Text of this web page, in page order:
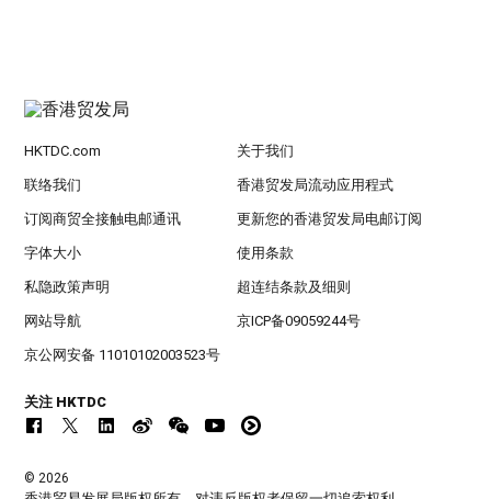
HKTDC.com 关于我们
联络我们 香港贸发局流动应用程式
订阅商贸全接触电邮通讯 更新您的香港贸发局电邮订阅
字体大小 使用条款
私隐政策声明 超连结条款及细则
网站导航 京ICP备09059244号
京公网安备 11010102003523号
关注 HKTDC
© 2026